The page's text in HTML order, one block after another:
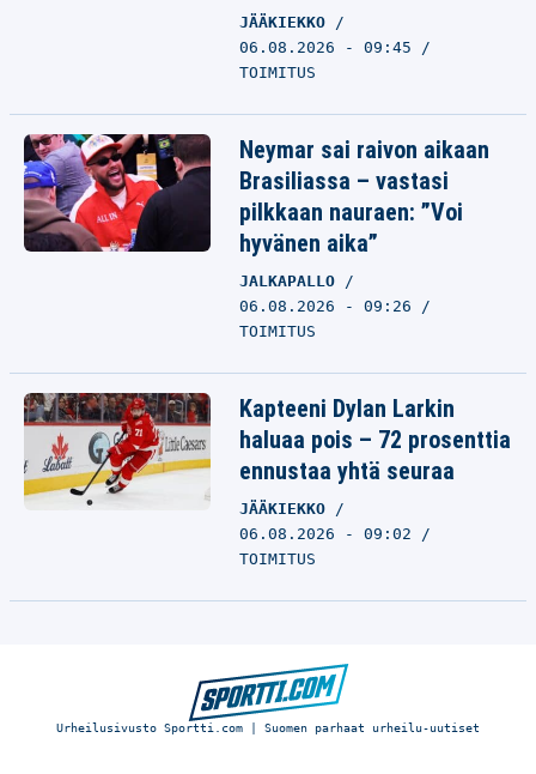
JÄÄKIEKKO
06.08.2026 - 09:45
TOIMITUS
Neymar sai raivon aikaan
Brasiliassa – vastasi
pilkkaan nauraen: ”Voi
hyvänen aika”
JALKAPALLO
06.08.2026 - 09:26
TOIMITUS
Kapteeni Dylan Larkin
haluaa pois – 72 prosenttia
ennustaa yhtä seuraa
JÄÄKIEKKO
06.08.2026 - 09:02
TOIMITUS
Urheilusivusto Sportti.com | Suomen parhaat urheilu-uutiset